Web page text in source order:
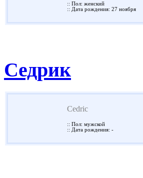
:: Пол: женский
:: Дата рождения: 27 ноября
Седрик
Cedric
:: Пол: мужской
:: Дата рождения: -